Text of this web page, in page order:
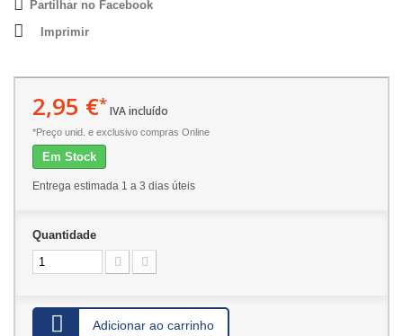
Partilhar no Facebook
Imprimir
2,95 €*IVA incluído
*Preço unid. e exclusivo compras Online
Em Stock
Entrega estimada 1 a 3 dias úteis
Quantidade
Adicionar ao carrinho